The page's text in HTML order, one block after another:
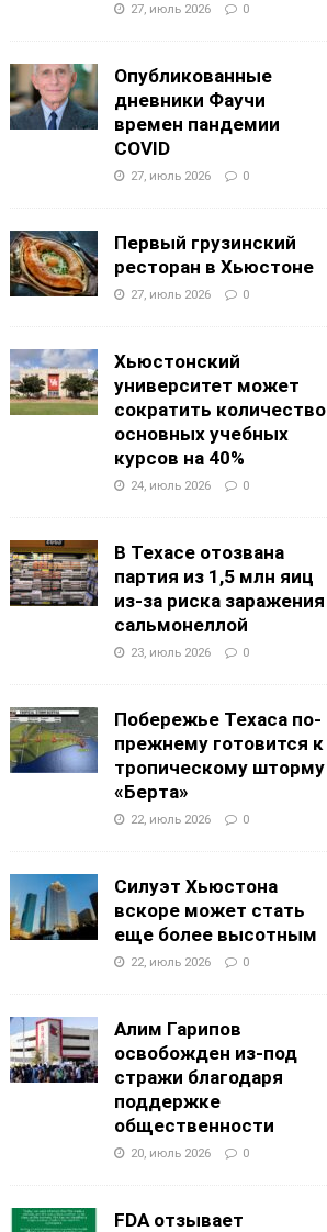
27, июль 2026 0
Опубликованные
дневники Фаучи
времен пандемии
COVID
27, июль 2026 0
Первый грузинский
ресторан в Хьюстоне
27, июль 2026 0
Хьюстонский
университет может
сократить количество
основных учебных
курсов на 40%
24, июль 2026 0
В Техасе отозвана
партия из 1,5 млн яиц
из-за риска заражения
сальмонеллой
23, июль 2026 0
Побережье Техаса по-
прежнему готовится к
тропическому шторму
«Берта»
22, июль 2026 0
Силуэт Хьюстона
вскоре может стать
еще более высотным
22, июль 2026 0
Алим Гарипов
освобожден из-под
стражи благодаря
поддержке
общественности
20, июль 2026 0
FDA отзывает